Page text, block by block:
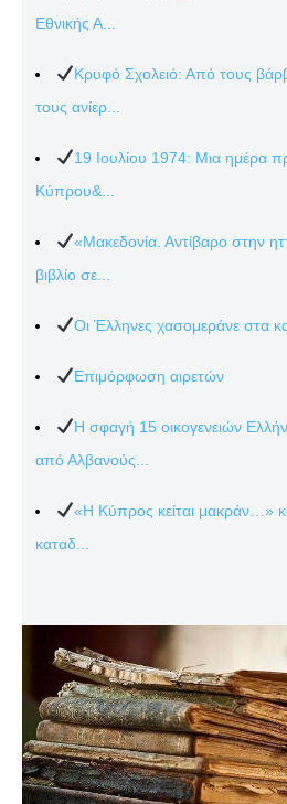
Εθνικής Α...
Κρυφό Σχολειό: Από τους
τους ανίερ...
19 Ιουλίου 1974: Μια ημέρα
Κύπρου&...
«Μακεδονία. Αντίβαρο στην
βιβλίο σε...
Οι Έλληνες χασομεράνε στα
Επιμόρφωση αιρετών
Η σφαγή 15 οικογενειών
από Αλβανούς...
«Η Κύπρος κείται μακράν…»
καταδ...